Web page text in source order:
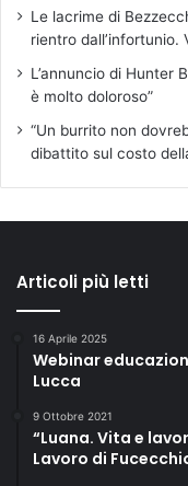
Le lacrime di
rientro dall’infortunio.
L’annuncio di Hunter
è molto doloroso”
“Un burrito non
dibattito sul costo
Articoli più letti
16 Aprile 2025
Webinar
Lucca
9 Ottobre 2021
“Luana. Vita e
Lavoro di